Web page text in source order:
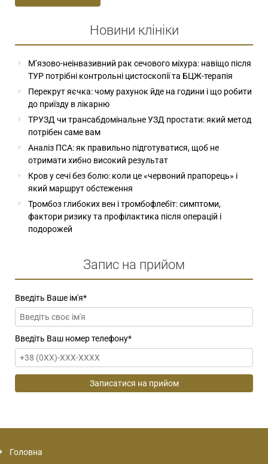
Новини клініки
М’язово-неінвазивний рак сечового міхура: навіщо після
ТУР потрібні контрольні цистоскопії та БЦЖ-терапія
Перекрут яєчка: чому рахунок йде на години і що робити
до приїзду в лікарню
ТРУЗД чи трансабдомінальне УЗД простати: який метод
потрібен саме вам
Аналіз ПСА: як правильно підготуватися, щоб не
отримати хибно високий результат
Кров у сечі без болю: коли це «червоний прапорець» і
який маршрут обстеження
Тромбоз глибоких вен і тромбофлебіт: симптоми,
фактори ризику та профілактика після операцій і
подорожей
Запис на прийом
Введіть Ваше ім'я*
Введіть Ваш номер телефону*
Головна